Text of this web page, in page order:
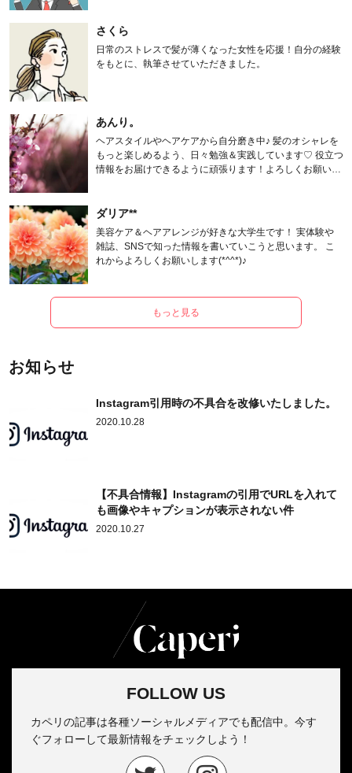
さくら
日常のストレスで髪が薄くなった女性を応援！自分の経験
をもとに、執筆させていただきました。
あんり。
ヘアスタイルやヘアケアから自分磨き中♪ 髪のオシャレを
もっと楽しめるよう、日々勉強＆実践しています♡ 役立つ
情報をお届けできるように頑張ります！よろしくお願いし
ダリア**
美容ケア＆ヘアアレンジが好きな大学生です！ 実体験や
雑誌、SNSで知った情報を書いていこうと思います。 こ
れからよろしくお願いします(*^^*)♪
もっと見る
お知らせ
Instagram引用時の不具合を改修いたしました。
2020.10.28
【不具合情報】Instagramの引用でURLを入れて
も画像やキャプションが表示されない件
2020.10.27
FOLLOW US
カペリの記事は各種ソーシャルメディアでも配信中。今す
ぐフォローして最新情報をチェックしよう！